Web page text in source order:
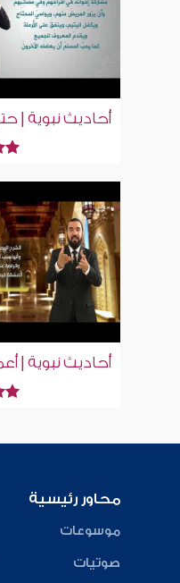
محاور رئيسية
موسوعات
صوتيات